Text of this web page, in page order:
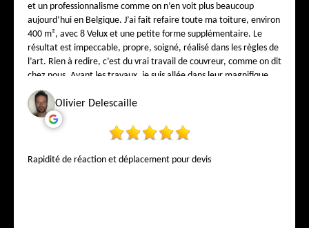
et un professionnalisme comme on n’en voit plus beaucoup
aujourd’hui en Belgique. J’ai fait refaire toute ma toiture, environ
400 m², avec 8 Velux et une petite forme supplémentaire. Le
résultat est impeccable, propre, soigné, réalisé dans les règles de
l’art. Rien à redire, c’est du vrai travail de couvreur, comme on dit
chez nous. Avant les travaux, je suis allée dans leur magnifique
showroom au 1, rue de la Bonté – 1000 Bruxelles pour choisir mes
tuiles. Et là, j’ai vraiment été impressionnée ! On est super bien
reçu, on vous explique tout calmement, on vous conseille comme
si vous étiez de la famille. On sent directement que Monsieur
correct, honnête, humain, et qui respecte ses clients. L’équipe est
Olivier Delescaille
Rapidité de réaction et déplacement pour devis